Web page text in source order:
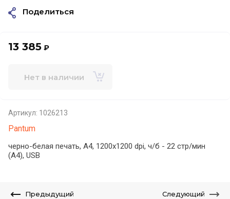
13 385 ₽
Нет в наличии
Артикул: 1026213
Pantum
черно-белая печать, A4, 1200x1200 dpi, ч/б - 22 стр/мин
(А4), USB
Поделиться
Предыдущий Следующий